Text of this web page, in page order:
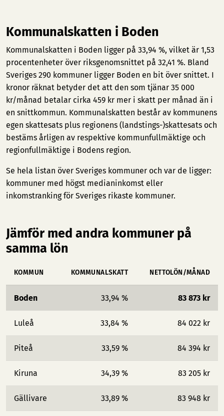
Kommunalskatten i Boden
Kommunalskatten i Boden ligger på 33,94 %, vilket är 1,53
procentenheter över riksgenomsnittet på 32,41 %. Bland
Sveriges 290 kommuner ligger Boden en bit över snittet. I
kronor räknat betyder det att den som tjänar 35 000
kr/månad betalar cirka 459 kr mer i skatt per månad än i
en snittkommun. Kommunalskatten består av kommunens
egen skattesats plus regionens (landstings-)skattesats och
bestäms årligen av respektive kommunfullmäktige och
regionfullmäktige i Bodens region.
Se hela listan över Sveriges kommuner och var de ligger:
kommuner med högst medianinkomst eller
inkomstranking för Sveriges rikaste kommuner.
Jämför med andra kommuner på
samma lön
KOMMUN KOMMUNALSKATT NETTOLÖN/MÅNAD
Boden 33,94 % 83 873 kr
Luleå 33,84 % 84 022 kr
Piteå 33,59 % 84 394 kr
Kiruna 34,39 % 83 205 kr
Gällivare 33,89 % 83 948 kr